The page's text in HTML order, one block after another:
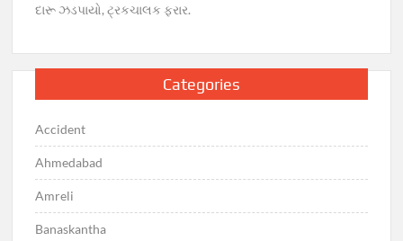
દારૂ ઝડપાયો, ટ્રકચાલક ફરાર.
Categories
Accident
Ahmedabad
Amreli
Banaskantha